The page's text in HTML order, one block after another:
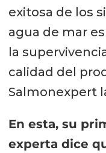
exitosa de los
agua de mar
la
calidad del
Salmonexpert
En esta, su
experta dice